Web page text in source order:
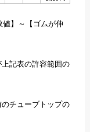
値】～【ゴムが伸
記表の許容範囲の
チューブトップの